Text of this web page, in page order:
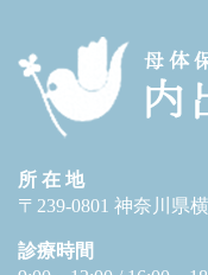
所 在 地
〒239-0801 神奈川県
診療時間